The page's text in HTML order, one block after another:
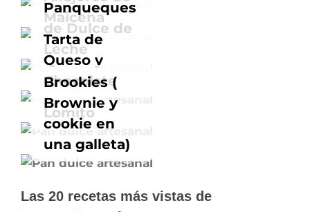
Maicena
Panqueques
de Dulce de
Leche
Tarta de
Queso y
Chocolate
Lomito
Brookies (
Brownie y
cookie en
una galleta)
Las 20 recetas más vistas de